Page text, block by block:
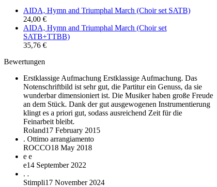
AIDA, Hymn and Triumphal March (Choir set SATB)
24,00 €
AIDA, Hymn and Triumphal March (Choir set
SATB+TTBB)
35,76 €
Bewertungen
Erstklassige Aufmachung Erstklassige Aufmachung. Das
Notenschriftbild ist sehr gut, die Partitur ein Genuss, da sie
wunderbar dimensioniert ist. Die Musiker haben große Freude
an dem Stück. Dank der gut ausgewogenen Instrumentierung
klingt es a priori gut, sodass ausreichend Zeit für die
Feinarbeit bleibt.
Roland17 February 2015
. Ottimo arrangiamento
ROCCO18 May 2018
e e
e14 September 2022
. .
Stimpli17 November 2024